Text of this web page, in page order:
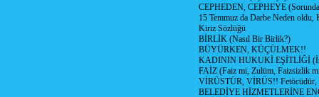
CEPHEDEN, CEPHEYE
15 Temmuz da Darbe Neden oldu,
Kiriz Sözlüğü
BİRLİK (Nasıl Bir Birlik?)
BÜYÜRKEN, KÜÇÜLMEK!!
KADININ HUKUKİ EŞİTLİĞİ
FAİZ (Faiz mi, Zulüm, Faizsizlik
VİRÜSTÜR, VİRÜS!! Fetöcüdür,
BELEDİYE HİZMETLERİNE